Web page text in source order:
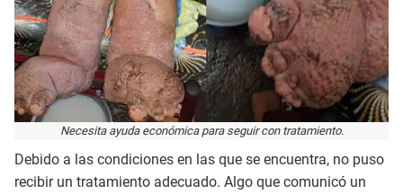
Necesita ayuda económica para seguir con tratamiento.
Debido a las condiciones en las que se encuentra, no puso
recibir un tratamiento adecuado. Algo que comunicó un